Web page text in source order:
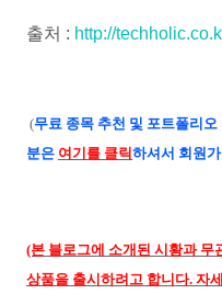
출처 : http://
(무료 종목 추천 및 포트폴리
분은 여기를 클릭하셔서 회원
(본 블로그에 소개된 시황과 무
상품을 출시하려고 합니다. 자